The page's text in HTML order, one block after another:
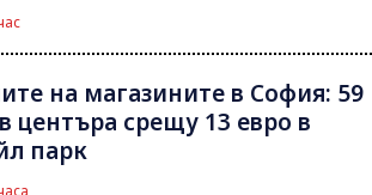
на магазините в София: 59
центъра срещу 13 евро в
парк